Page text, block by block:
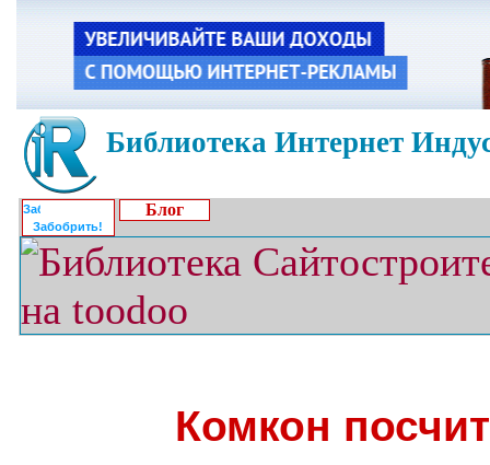
Библиотека Интернет
Забобрить!
Блог
Комкон